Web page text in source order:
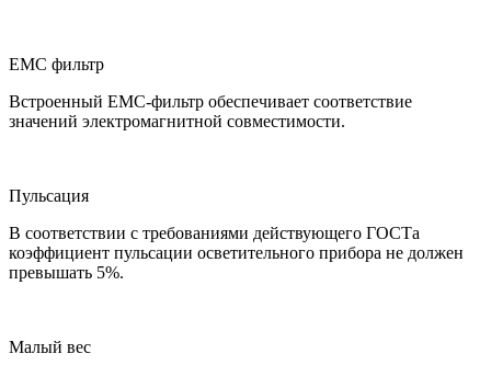
ЕМС фильтр
Встроенный ЕМС-фильтр обеспечивает соответствие
значений электромагнитной совместимости.
Пульсация
В соответствии с требованиями действующего ГОСТа
коэффициент пульсации осветительного прибора не должен
превышать 5%.
Малый вес